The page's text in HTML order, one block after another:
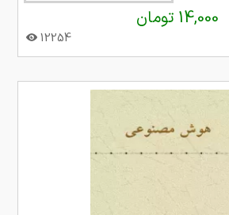
14,000 تومان
12254